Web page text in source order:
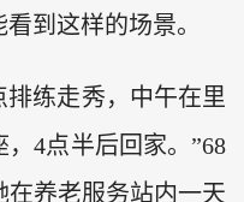
到这样的场景。
排练走秀，中午在里
4点半后回家。”68
养老服务站内一天